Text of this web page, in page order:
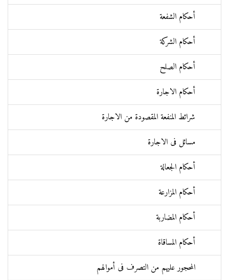
أحکام الشفعة
أحكام الشركة
أحكام الصلح
أحكام الاجارة
شرائط المنفعة المقصودة من الاجارة
مسائل فی الاجارة
أحكام الجعالة
أحكام المزارعة
أحكام المضاربة
أحكام المساقاة
المحجور عليهم من التصرف فی أموالهم